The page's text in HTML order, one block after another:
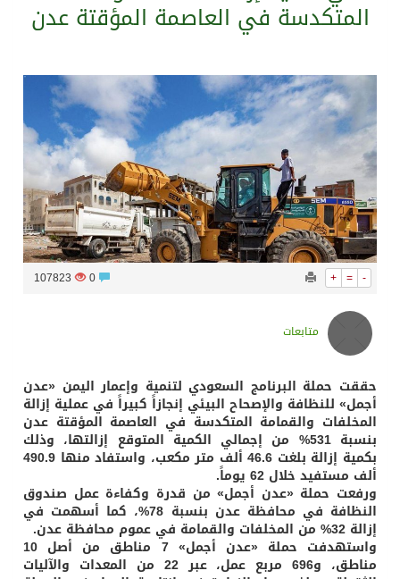
المملكة تؤكد أهمية استمرارية العمليات التشغيلية البحرية وضمان حماية إمدادات الطاقة وسلاسل الإمداد
المحكمة العليا غدٍ الخميس هو المكمل لشهر رمضان
المتكدسة في العاصمة المؤقتة عدن
+ = -
107823
متابعات
حققت حملة البرنامج السعودي لتنمية وإعمار اليمن «عدن
أجمل» للنظافة والإصحاح البيئي إنجازاً كبيراً في عملية إزالة
المخلفات والقمامة المتكدسة في العاصمة المؤقتة عدن
بنسبة 531% من إجمالي الكمية المتوقع إزالتها، وذلك
بكمية إزالة بلغت 46.6 ألف متر مكعب، واستفاد منها 490.9
ألف مستفيد خلال 62 يوماً.
ورفعت حملة «عدن أجمل» من قدرة وكفاءة عمل صندوق
النظافة في محافظة عدن بنسبة 78%، كما أسهمت في
إزالة 32% من المخلفات والقمامة في عموم محافظة عدن.
واستهدفت حملة «عدن أجمل» 7 مناطق من أصل 10
مناطق، و696 مربع عمل، عبر 22 من المعدات والآليات